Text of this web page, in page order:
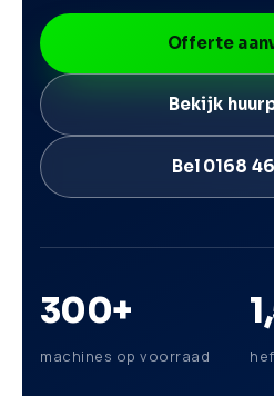
Offerte
Bekijk
Bel 0168
300+
machines op voorraad